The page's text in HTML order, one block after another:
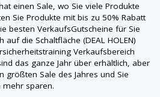
einen Sale, wo Sie viele Produkte
Sie Produkte mit bis zu 50% Rabatt
besten VerkaufsGutscheine für Sie
die Schaltfläche (DEAL HOLEN)
Verkaufsbereich
das ganze Jahr über erhältlich, aber
größten Sale des Jahres und Sie
mehr sparen.